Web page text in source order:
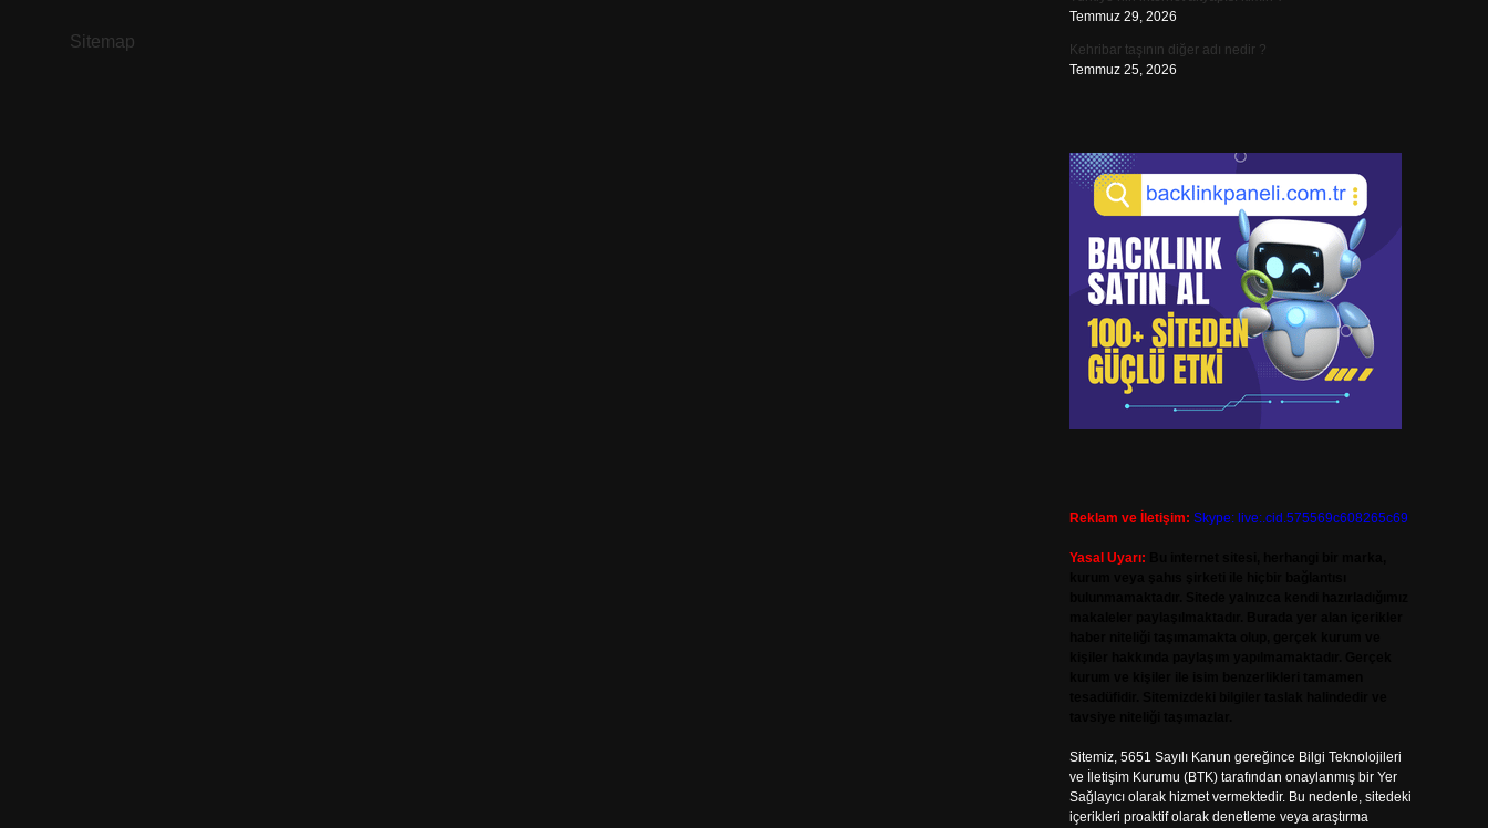
Sitemap
Temmuz 29, 2026
Kehribar taşının diğer adı nedir ?
Temmuz 25, 2026
Reklam ve İletişim: Skype: live:.cid.575569c608265c69
Yasal Uyarı:
Sitemiz, 5651 Sayılı Kanun gereğince Bilgi Teknolojileri
ve İletişim Kurumu (BTK) tarafından onaylanmış bir Yer
Sağlayıcı olarak hizmet vermektedir. Bu nedenle, sitedeki
içerikleri proaktif olarak denetleme veya araştırma